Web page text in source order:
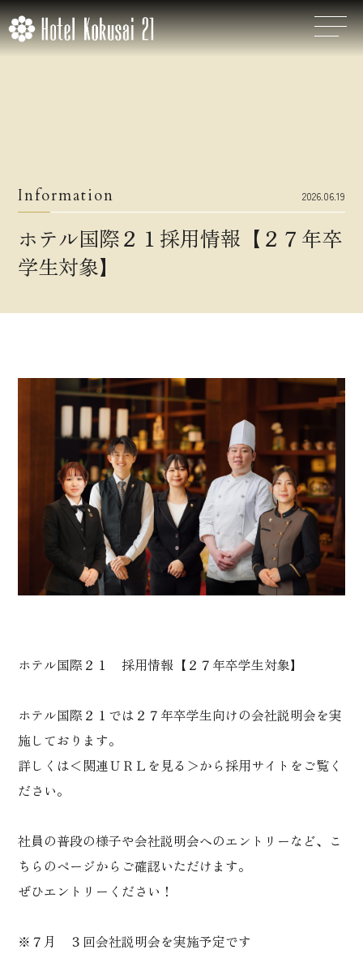
Information 2026.06.19
ホテル国際２１採用情報【２７年卒
学生対象】
ホテル国際２１ 採用情報【２７年卒学生対象】
ホテル国際２１では２７年卒学生向けの会社説明会を実
施しております。
詳しくは＜関連ＵＲＬを見る＞から採用サイトをご覧く
ださい。
社員の普段の様子や会社説明会へのエントリーなど、こ
ちらのページからご確認いただけます。
ぜひエントリーください！
※７月 ３回会社説明会を実施予定です